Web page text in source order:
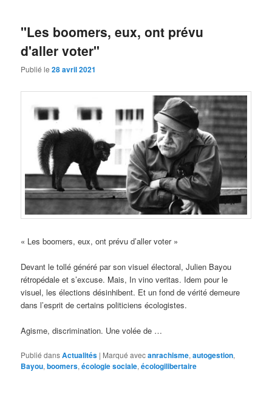
"Les boomers, eux, ont prévu
d'aller voter"
Publié le28 avril 2021
« Les boomers, eux, ont prévu d’aller voter »
Devant le tollé généré par son visuel électoral, Julien Bayou
rétropédale et s’excuse. Mais, In vino veritas. Idem pour le
visuel, les élections désinhibent. Et un fond de vérité demeure
dans l’esprit de certains politiciens écologistes.
Agisme, discrimination. Une volée de …
Publié dansActualités | Marqué avecanrachisme,autogestion,
Bayou,boomers,écologie sociale,écologilibertaire